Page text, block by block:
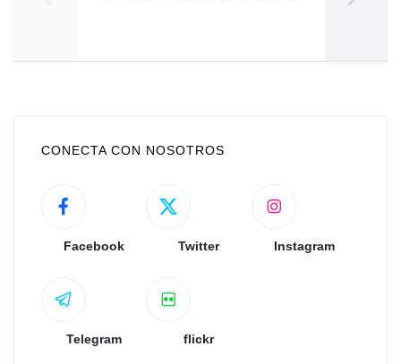
CONECTA CON NOSOTROS
Facebook Twitter Instagram
Telegram flickr